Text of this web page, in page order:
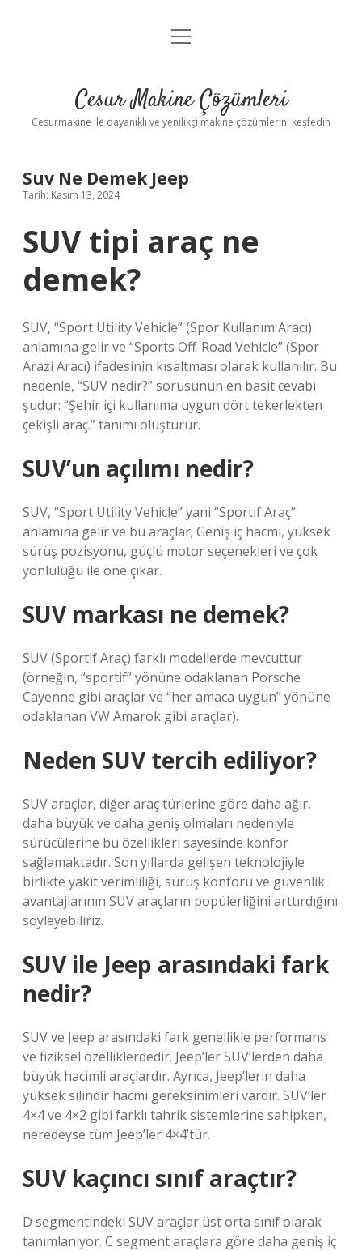
Anasayfa
Yasal Uyarı
menüyü
Cesur Makine Çözümleri
Cesurmakine ile dayanıklı ve yenilikçi makine çözümlerini keşfedin
Suv Ne Demek Jeep
Tarih: Kasım 13, 2024
SUV tipi araç ne
demek?
SUV, “Sport Utility Vehicle” (Spor Kullanım Aracı)
anlamına gelir ve “Sports Off-Road Vehicle” (Spor
Arazi Aracı) ifadesinin kısaltması olarak kullanılır. Bu
nedenle, “SUV nedir?” sorusunun en basit cevabı
şudur: “Şehir içi kullanıma uygun dört tekerlekten
çekişli araç.” tanımı oluşturur.
SUV’un açılımı nedir?
SUV, “Sport Utility Vehicle” yani “Sportif Araç”
anlamına gelir ve bu araçlar; Geniş iç hacmi, yüksek
sürüş pozisyonu, güçlü motor seçenekleri ve çok
yönlülüğü ile öne çıkar.
SUV markası ne demek?
SUV (Sportif Araç) farklı modellerde mevcuttur
(örneğin, “sportif” yönüne odaklanan Porsche
Cayenne gibi araçlar ve “her amaca uygun” yönüne
odaklanan VW Amarok gibi araçlar).
Neden SUV tercih ediliyor?
SUV araçlar, diğer araç türlerine göre daha ağır,
daha büyük ve daha geniş olmaları nedeniyle
sürücülerine bu özellikleri sayesinde konfor
sağlamaktadır. Son yıllarda gelişen teknolojiyle
birlikte yakıt verimliliği, sürüş konforu ve güvenlik
avantajlarının SUV araçların popülerliğini arttırdığını
söyleyebiliriz.
SUV ile Jeep arasındaki fark
nedir?
SUV ve Jeep arasındaki fark genellikle performans
ve fiziksel özelliklerdedir. Jeep’ler SUV’lerden daha
büyük hacimli araçlardır. Ayrıca, Jeep’lerin daha
yüksek silindir hacmi gereksinimleri vardır. SUV’ler
4×4 ve 4×2 gibi farklı tahrik sistemlerine sahipken,
neredeyse tüm Jeep’ler 4×4’tür.
SUV kaçıncı sınıf araçtır?
D segmentindeki SUV araçlar üst orta sınıf olarak
tanımlanıyor. C segment araçlara göre daha geniş iç